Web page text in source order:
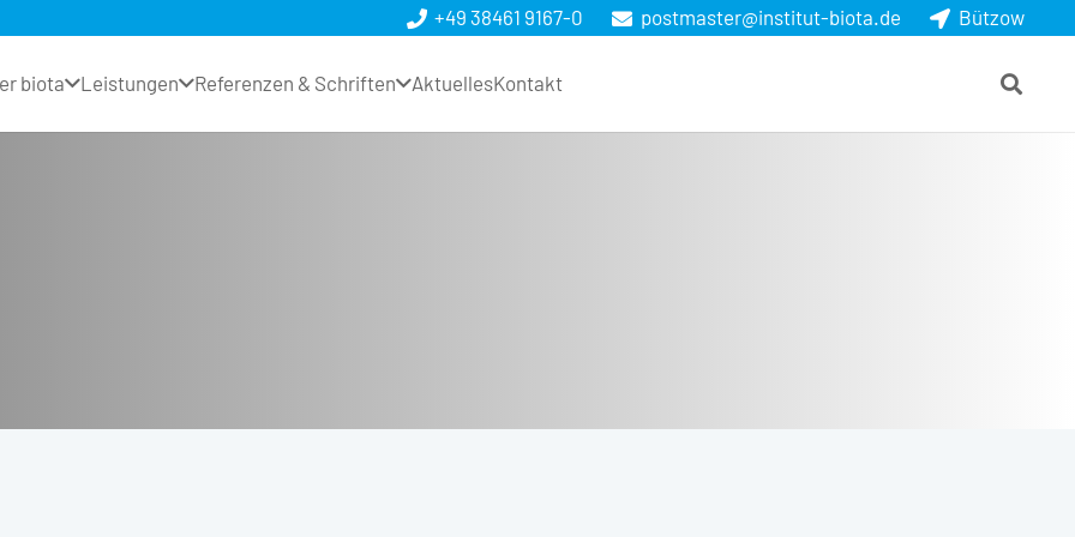
+49 38461 9167-0 postmaster@institut-biota.de Bützow
biota Leistungen Referenzen & Schriften AktuellesKontakt